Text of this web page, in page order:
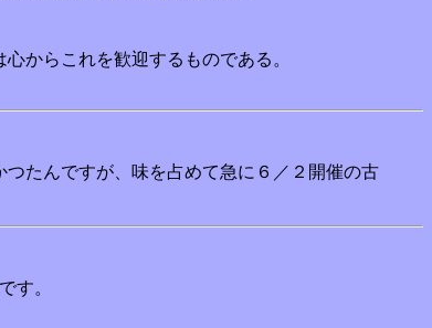
からこれを歓迎するものである。
たんですが、味を占めて急に６／２開催の古
す。